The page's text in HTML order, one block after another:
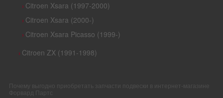
› Citroen Xsara (1997-2000)
› Citroen Xsara (2000-)
› Citroen Xsara Picasso (1999-)
› Citroen ZX (1991-1998)
Почему выгодно приобретать запчасти подвески в интернет-магазине
Форвард Партс